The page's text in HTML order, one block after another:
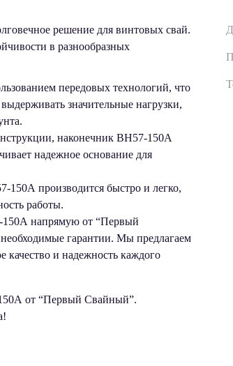
решение для винтовых свай.
в разнообразных
передовых технологий, что
значительные нагрузки,
наконечник ВН57-150А
надежное основание для
150А производится быстро и легко,
работы.
напрямую от “Первый
гарантии. Мы предлагаем
качество и надежность каждого
от “Первый Свайный”.